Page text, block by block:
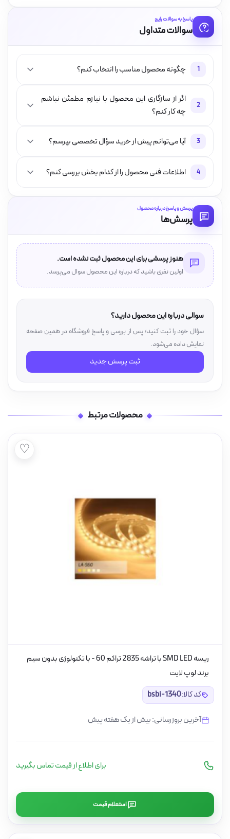
پاسخ به سوالات رایج
سوالات متداول
1 چگونه محصول مناسب را انتخاب کنم؟
2
اگر از سازگاری این محصول با نیازم مطمئن نباشم
چه کار کنم؟
3 آیا می‌توانم پیش از خرید سؤال تخصصی بپرسم؟
4 اطلاعات فنی محصول را از کدام بخش بررسی کنم؟
پرسش و پاسخ درباره محصول
پرسش‌ها
هنوز پرسشی برای این محصول ثبت نشده است.
اولین نفری باشید که درباره این محصول سوال می‌پرسد.
سوالی درباره این محصول دارید؟
سؤال خود را ثبت کنید؛ پس از بررسی و پاسخ فروشگاه در همین صفحه
نمایش داده می‌شود.
ثبت پرسش جدید
محصولات مرتبط
♡
ریسه SMD LED با تراشه 2835 تراکم 60 - با تکنولوژی بدون سیم
برند لوپ لایت
کد کالا:bsbi-1340
آخرین بروزرسانی: بیش از یک هفته پیش
برای اطلاع از قیمت تماس بگیرید
استعلام قیمت